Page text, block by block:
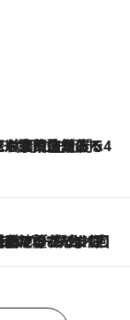
岡仁左衛門・市川中車ら豪華座組みで4年目の立川立飛歌舞伎へ
に再ブーム
さだまさし（74）のアグレッシブすぎる現在地